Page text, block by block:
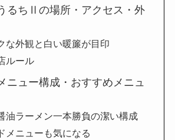
るちⅡの場所・アクセス・外
な外観と白い暖簾が目印
ルール
ニュー構成・おすすめメニュ
油ラーメン一本勝負の潔い構成
メニューも気になる